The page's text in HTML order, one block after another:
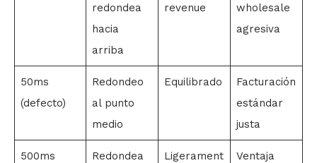
redondea
hacia
arriba
revenue
wholesale
agresiva
50ms
(defecto)
Redondeo
al punto
medio
Equilibrado
Facturación
estándar
justa
500ms
Redondea
Ligerament
Ventaja